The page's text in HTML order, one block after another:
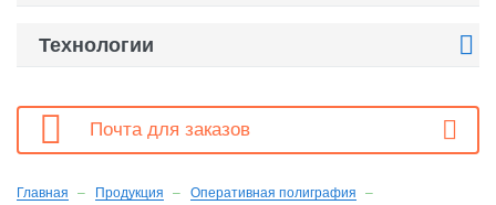
Технологии 
 Почта для заказов
Главная Продукция
Оперативная полиграфия